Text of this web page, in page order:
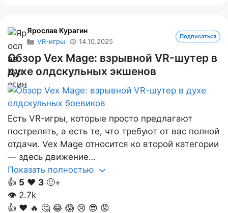
Ярослав Курагин
VR-игры 14.10.2025
Подписаться
Обзор Vex Mage: взрывной VR-шутер в
духе олдскульных экшенов
Есть VR-игры, которые просто предлагают
пострелять, а есть те, что требуют от вас полной
отдачи. Vex Mage относится ко второй категории
— здесь движение…
Показать полностью
👍 5 ❤️ 3 🙂+
👁 2.7k
👍 ❤️ 🔥 🤔 😂 😱 😢 😎 😡